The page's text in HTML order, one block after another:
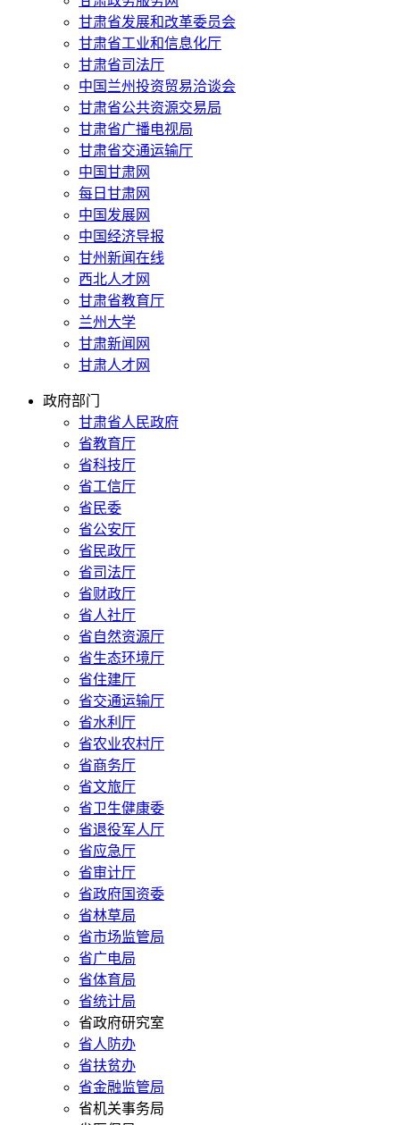
甘肃省发展和改革委员会
甘肃省工业和信息化厅
甘肃省司法厅
中国兰州投资贸易洽谈会
甘肃省公共资源交易局
甘肃省广播电视局
甘肃省交通运输厅
中国甘肃网
每日甘肃网
中国发展网
中国经济导报
甘州新闻在线
西北人才网
甘肃省教育厅
兰州大学
甘肃新闻网
甘肃人才网
政府部门
甘肃省人民政府
省教育厅
省科技厅
省工信厅
省民委
省公安厅
省民政厅
省司法厅
省财政厅
省人社厅
省自然资源厅
省生态环境厅
省住建厅
省交通运输厅
省水利厅
省农业农村厅
省商务厅
省文旅厅
省卫生健康委
省退役军人厅
省应急厅
省审计厅
省政府国资委
省林草局
省市场监管局
省广电局
省体育局
省统计局
省政府研究室
省人防办
省扶贫办
省金融监管局
省机关事务局